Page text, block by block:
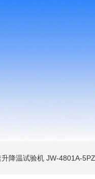
降温试验机 JW-4801A-